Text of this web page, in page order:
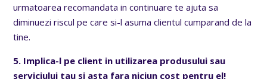
urmatoarea recomandata in continuare te ajuta sa
diminuezi riscul pe care si-l asuma clientul cumparand de la
tine.
5. Implica-l pe client in utilizarea produsului sau
serviciului tau si asta fara niciun cost pentru el!